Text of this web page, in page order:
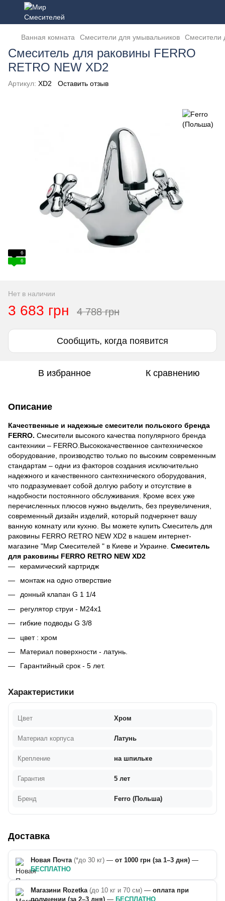
Ванная комната Смесители для умывальников Смесители
Смеситель для раковины FERRO
RETRO NEW XD2
Артикул: XD2 Оставить отзыв
6
6
Нет в наличии
3 683 грн 4 788 грн
Сообщить, когда появится
В избранное К сравнению
Описание
Качественные и надежные смесители польского бренда
FERRO. Смесители высокого качества популярного бренда
сантехники – FERRO .Высококачественное сантехническое
оборудование, производство только по высоким современным
стандартам – одни из факторов создания исключительно
надежного и качественного сантехнического оборудования,
что подразумевает собой долгую работу и отсутствие в
надобности постоянного обслуживания. Кроме всех уже
перечисленных плюсов нужно выделить, без преувеличения,
современный дизайн изделий, который подчеркнет вашу
ванную комнату или кухню. Вы можете купить Смеситель для
раковины FERRO RETRO NEW XD2 в нашем интернет-
магазине "Мир Смесителей " в Киеве и Украине. Смеситель
для раковины FERRO RETRO NEW XD2
керамический картридж
монтаж на одно отверствие
донный клапан G 1 1/4
регулятор струи - М24х1
гибкие подводы G 3/8
цвет : хром
Материал поверхности - латунь.
Гарантийный срок - 5 лет.
Характеристики
Цвет Хром
Материал корпуса Латунь
Крепление на шпильке
Гарантия 5 лет
Бренд Ferro (Польша)
Доставка
Новая Почта (*до 30 кг) — от 1000 грн (за 1–3 дня) —
БЕСПЛАТНО
Магазини Rozetka (до 10 кг и 70 см) — оплата при
получении (за 2–3 дня) — БЕСПЛАТНО